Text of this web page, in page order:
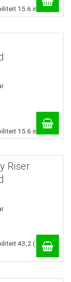
15.6 inch cm
15.6 inch cm
Riser
43,2 (17) cm